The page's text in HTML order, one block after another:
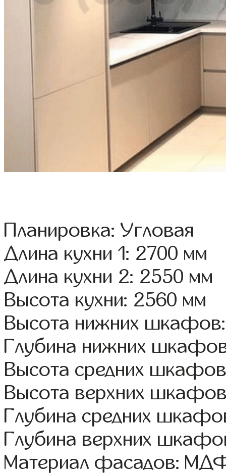
Планировка: Угловая
Длина кухни 1: 2700 мм
Длина кухни 2: 2550 мм
Высота кухни: 2560 мм
Высота нижних
Глубина нижних
Высота средних
Высота верхних
Глубина средних
Глубина верхних
Материал фасадов: